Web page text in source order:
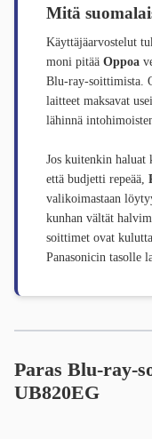
Mitä
Käyttäjäarvostelut
moni pitää Oppoa
Blu-ray-soittimista.
laitteet maksavat
lähinnä
Jos kuitenkin haluat
että budjetti repeää,
valikoimastaan
kunhan vältät
soittimet ovat
Panasonicin tasolle
Paras Blu-ray-
UB820EG